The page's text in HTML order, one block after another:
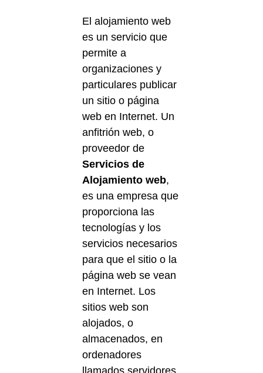
El alojamiento web
es un servicio que
permite a
organizaciones y
particulares publicar
un sitio o página
web en Internet. Un
anfitrión web, o
proveedor de
Servicios de
Alojamiento web,
es una empresa que
proporciona las
tecnologías y los
servicios necesarios
para que el sitio o la
página web se vean
en Internet. Los
sitios web son
alojados, o
almacenados, en
ordenadores
llamados servidores.